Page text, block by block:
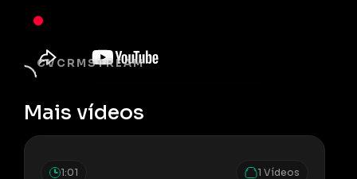
CVCRMSTREAM
Mais vídeos
1:01 1 Vídeos